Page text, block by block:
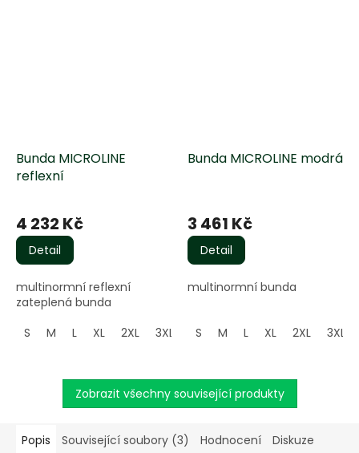
Bunda MICROLINE
reflexní
4 232 Kč
Detail
multinormní reflexní
zateplená bunda
S
M L XL 2XL 3XL 4XL
Bunda MICROLINE modrá
3 461 Kč
Detail
multinormní bunda
S M L XL 2XL 3XL
Zobrazit všechny související produkty
Popis Související soubory (3) Hodnocení Diskuze